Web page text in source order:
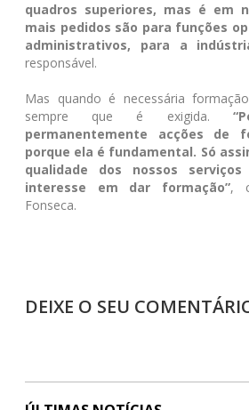
quadros superiores, mas é em
mais pedidos são para funções
administrativos, para a
responsável.
Mas quando é necessária
sempre que é exigida.
permanentemente acções de
porque ela é fundamental. Só
qualidade dos nossos
interesse em dar formação”,
Fonseca.
DEIXE O SEU